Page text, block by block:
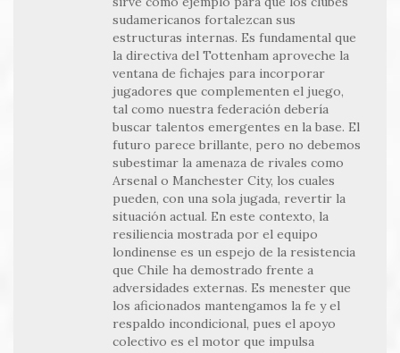
sudamericanos fortalezcan sus
estructuras internas. Es fundamental que
la directiva del Tottenham aproveche la
ventana de fichajes para incorporar
jugadores que complementen el juego,
tal como nuestra federación debería
buscar talentos emergentes en la base. El
futuro parece brillante, pero no debemos
subestimar la amenaza de rivales como
Arsenal o Manchester City, los cuales
pueden, con una sola jugada, revertir la
situación actual. En este contexto, la
resiliencia mostrada por el equipo
londinense es un espejo de la resistencia
que Chile ha demostrado frente a
adversidades externas. Es menester que
los aficionados mantengamos la fe y el
respaldo incondicional, pues el apoyo
colectivo es el motor que impulsa